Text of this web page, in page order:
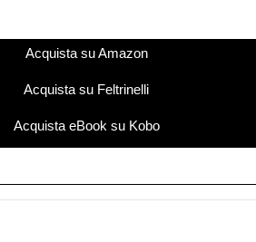
Acquista su Amazon
Acquista su Feltrinelli
Acquista eBook su Kobo